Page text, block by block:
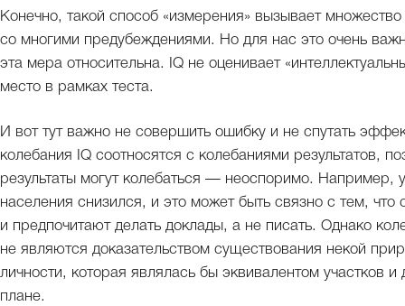
Конечно, такой способ «измерения» вызывает
со многими предубеждениями. Но для нас это очень
эта мера относительна. IQ не оценивает
место в рамках теста.
И вот тут важно не совершить ошибку и не спутать
колебания IQ соотносятся с колебаниями результатов,
результаты могут колебаться — неоспоримо. Например,
населения снизился, и это может быть связно с тем,
и предпочитают делать доклады, а не писать. Однако
не являются доказательством существования некой
личности, которая являлась бы эквивалентом участков
плане.